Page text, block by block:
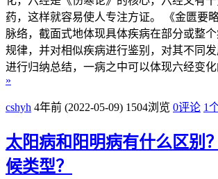
药，这样就容易使人专注方证。 《金匮要
脉络，截面式地体现具体疾病在部分或整
规律，并对相似疾病进行鉴别，对其不同
进行归纳总结，一病之中可以体现六经变
»
cshyh 4年前 (2022-05-09) 1504浏览 0评论 1
太阳病和阳明病有什么区别
候类型？